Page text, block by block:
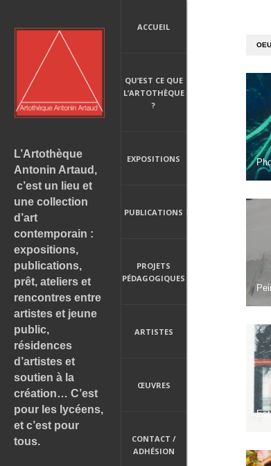
ACCUEIL
QU’EST CE QUE
L’ARTOTHÈQUE
?
EXPOSITIONS
PUBLICATIONS
PROJETS
PÉDAGOGIQUES
ARTISTES
ŒUVRES
CONTACT /
ADHÉSION
L’Artothèque
Antonin Artaud,
c’est un lieu et
une collection
d’art
contemporain :
expositions,
publications,
prêt, ateliers et
rencontres entre
artistes et jeune
public,
résidences
d’artistes et
soutien à la
création… C’est
pour les lycéens,
et c’est pour
tous.